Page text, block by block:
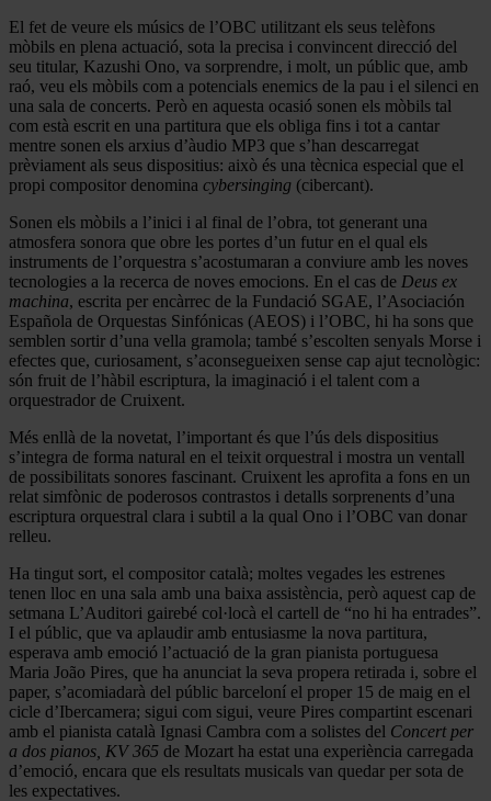
El fet de veure els músics de l’OBC utilitzant els seus telèfons
mòbils en plena actuació, sota la precisa i convincent direcció del
seu titular, Kazushi Ono, va sorprendre, i molt, un públic que, amb
raó, veu els mòbils com a potencials enemics de la pau i el silenci en
una sala de concerts. Però en aquesta ocasió sonen els mòbils tal
com està escrit en una partitura que els obliga fins i tot a cantar
mentre sonen els arxius d’àudio MP3 que s’han descarregat
prèviament als seus dispositius: això és una tècnica especial que el
propi compositor denomina cybersinging (cibercant).
Sonen els mòbils a l’inici i al final de l’obra, tot generant una
atmosfera sonora que obre les portes d’un futur en el qual els
instruments de l’orquestra s’acostumaran a conviure amb les noves
tecnologies a la recerca de noves emocions. En el cas de Deus ex
machina, escrita per encàrrec de la Fundació SGAE, l’Asociación
Española de Orquestas Sinfónicas (AEOS) i l’OBC, hi ha sons que
semblen sortir d’una vella gramola; també s’escolten senyals Morse i
efectes que, curiosament, s’aconsegueixen sense cap ajut tecnològic:
són fruit de l’hàbil escriptura, la imaginació i el talent com a
orquestrador de Cruixent.
Més enllà de la novetat, l’important és que l’ús dels dispositius
s’integra de forma natural en el teixit orquestral i mostra un ventall
de possibilitats sonores fascinant. Cruixent les aprofita a fons en un
relat simfònic de poderosos contrastos i detalls sorprenents d’una
escriptura orquestral clara i subtil a la qual Ono i l’OBC van donar
relleu.
Ha tingut sort, el compositor català; moltes vegades les estrenes
tenen lloc en una sala amb una baixa assistència, però aquest cap de
setmana L’Auditori gairebé col·locà el cartell de “no hi ha entrades”.
I el públic, que va aplaudir amb entusiasme la nova partitura,
esperava amb emoció l’actuació de la gran pianista portuguesa
Maria João Pires, que ha anunciat la seva propera retirada i, sobre el
paper, s’acomiadarà del públic barceloní el proper 15 de maig en el
cicle d’Ibercamera; sigui com sigui, veure Pires compartint escenari
amb el pianista català Ignasi Cambra com a solistes del Concert per
a dos pianos, KV 365 de Mozart ha estat una experiència carregada
d’emoció, encara que els resultats musicals van quedar per sota de
les expectatives.